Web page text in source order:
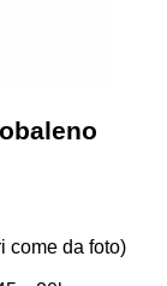
come da foto)